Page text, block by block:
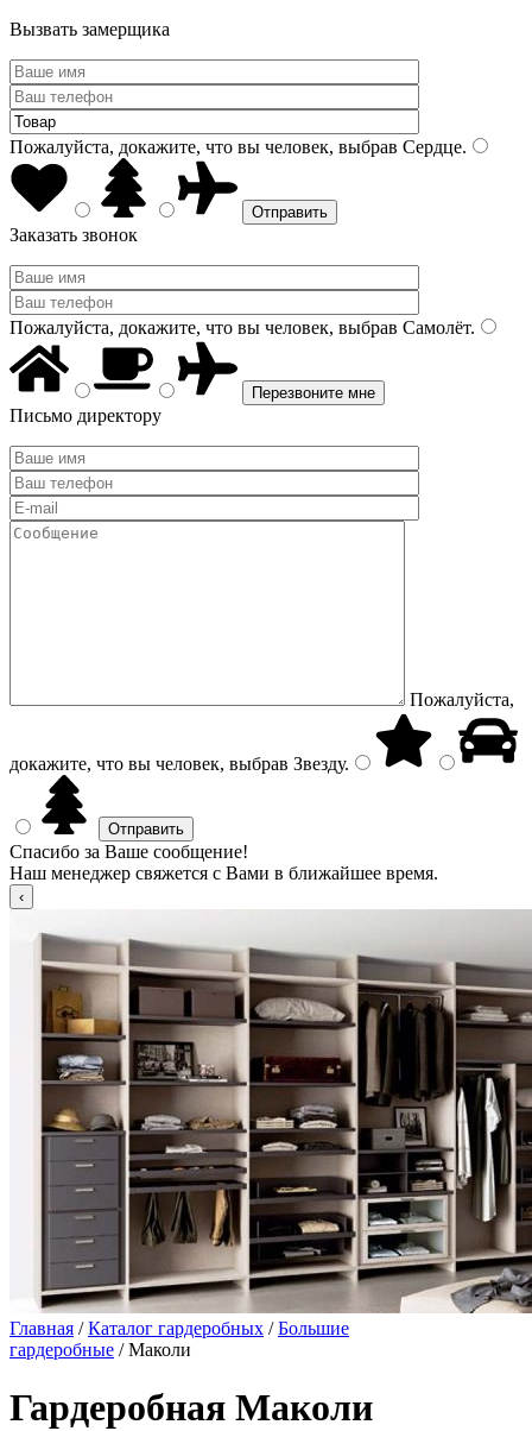
Вызвать замерщика
Пожалуйста, докажите, что вы человек, выбрав Сердце.
Заказать звонок
Пожалуйста, докажите, что вы человек, выбрав Самолёт.
Письмо директору
Пожалуйста,
докажите, что вы человек, выбрав Звезду.
Спасибо за Ваше сообщение!
Наш менеджер свяжется с Вами в ближайшее время.
Главная /Каталог гардеробных /Большие
гардеробные / Маколи
Гардеробная Маколи